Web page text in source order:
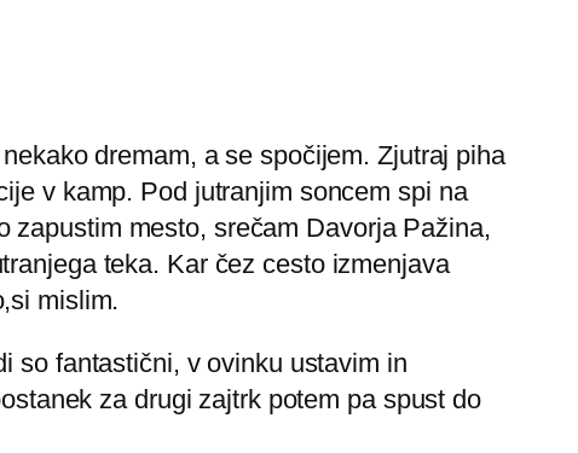
dremam, a se spočijem. Zjutraj piha
v kamp. Pod jutranjim soncem spi na
zapustim mesto, srečam Davorja Pažina,
teka. Kar čez cesto izmenjava
mislim.
so fantastični, v ovinku ustavim in
za drugi zajtrk potem pa spust do